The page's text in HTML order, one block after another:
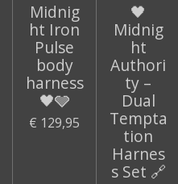
Midnig
ht Iron
Pulse
body
harness
🖤🩶
€ 129,95
🖤
Midnig
ht
Authori
ty –
Dual
Tempta
tion
Harnes
s Set 🔗